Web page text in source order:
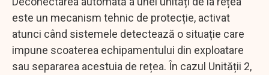
este un mecanism tehnic de protecție, activat
atunci când sistemele detectează o situație care
impune scoaterea echipamentului din exploatare
sau separarea acestuia de rețea. În cazul Unității 2,